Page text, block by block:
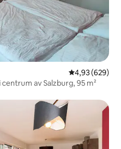
4,93 av 5 i
4,93 (629)
av Salzburg, 95 m²